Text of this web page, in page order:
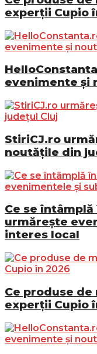
experții Cupio
evenimente și
StiriCJ.ro
noutățile din
Ce se întâmplă
urmărește
interes local
Ce produse
experții Cupio